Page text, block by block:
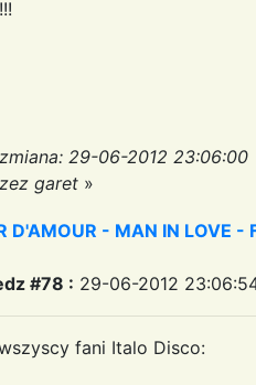
29-06-2012 23:06:00
garet »
D'AMOUR - MAN IN LOVE
#78 : 29-06-2012
fani Italo Disco: